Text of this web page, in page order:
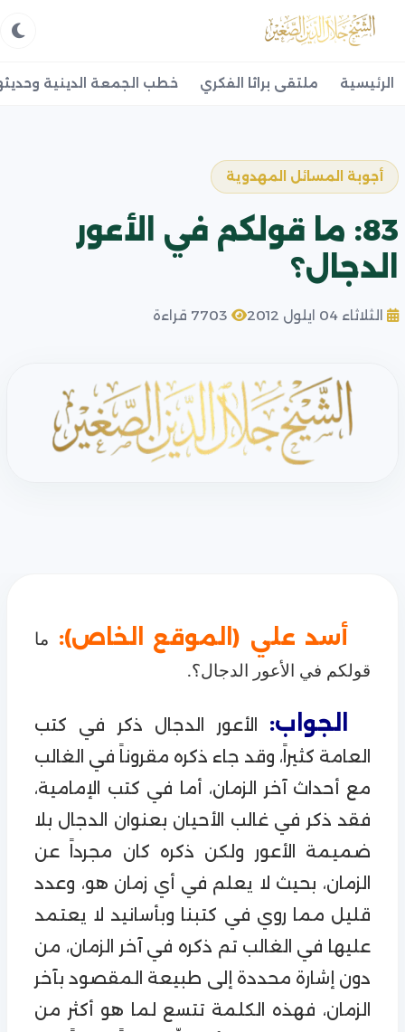
الرئيسية ملتقى براثا الفكري خطب الجمعة الدينية
أجوبة المسائل المهدوية
83: ما قولكم في الأعور
الدجال؟
الثلاثاء 04 ايلول 2012
أسد علي (الموقع الخاص): ما
قولكم في الأعور الدجال؟.
الجواب: الأعور الدجال ذكر في كتب
العامة كثيراً، وقد جاء ذكره مقروناً في الغالب
مع أحداث آخر الزمان، أما في كتب الإمامية،
فقد ذكر في غالب الأحيان بعنوان الدجال بلا
ضميمة الأعور ولكن ذكره كان مجرداً عن
الزمان، بحيث لا يعلم في أي زمان هو، وعدد
قليل مما روي في كتبنا وبأسانيد لا يعتمد
عليها في الغالب تم ذكره في آخر الزمان، من
دون إشارة محددة إلى طبيعة المقصود بآخر
الزمان، فهذه الكلمة تتسع لما هو أكثر من